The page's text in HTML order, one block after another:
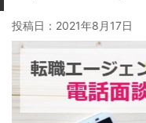
投稿日： 2021年8月17日